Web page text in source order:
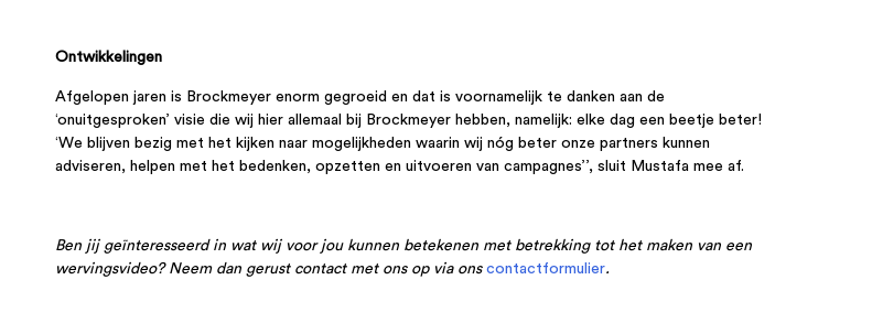
Ontwikkelingen
Afgelopen jaren is Brockmeyer enorm gegroeid en dat is voornamelijk te danken aan de
‘onuitgesproken’ visie die wij hier allemaal bij Brockmeyer hebben, namelijk: elke dag een beetje beter!
‘We blijven bezig met het kijken naar mogelijkheden waarin wij nóg beter onze partners kunnen
adviseren, helpen met het bedenken, opzetten en uitvoeren van campagnes’’, sluit Mustafa mee af.
Ben jij geïnteresseerd in wat wij voor jou kunnen betekenen met betrekking tot het maken van een
wervingsvideo? Neem dan gerust contact met ons op via ons contactformulier.